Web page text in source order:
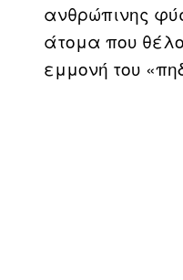
ανθρώπινης
άτομα που
εμμονή του